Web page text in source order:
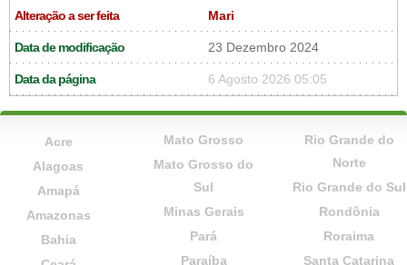
Alteração a ser feita Mari
Data de modificação 23 Dezembro 2024
Data da página 6 Agosto 2026 05:05
Acre
Alagoas
Amapá
Amazonas
Bahia
Mato Grosso
Mato Grosso do
Sul
Minas Gerais
Pará
Paraíba
Rio Grande do
Norte
Rio Grande do Sul
Rondônia
Roraima
Santa Catarina